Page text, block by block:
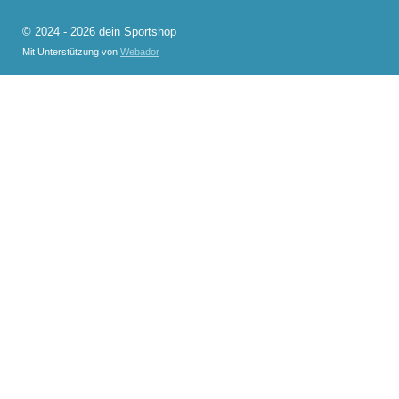
© 2024 - 2026 dein Sportshop
Mit Unterstützung von Webador